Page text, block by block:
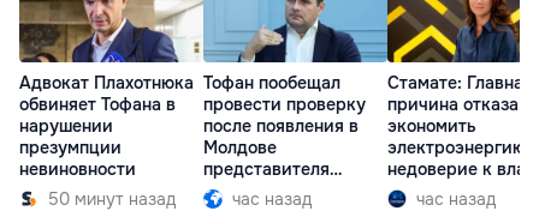
Адвокат Плахотнюка
обвиняет Тофана в
нарушении
презумпции
невиновности
50 минут назад
Тофан пообещал
провести проверку
после появления в
Молдове
представителя
Южной Осетии
час назад
Стамате: Главная
причина отказа
экономить
электроэнергию
недоверие к
час назад